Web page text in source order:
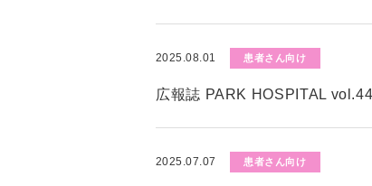
2025.08.01 患者さん向け
広報誌 PARK HOSPITAL
2025.07.07 患者さん向け